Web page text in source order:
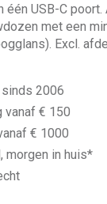
één USB-C poort.
met een
Excl.
2006
vanaf € 150
€ 1000
morgen in huis*